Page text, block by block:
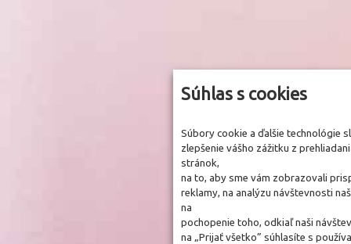
Súhlas s cookies
Súbory cookie a ďalšie technológie
zlepšenie vášho zážitku z
stránok,
na to, aby sme vám zobrazovali
reklamy, na analýzu návštevnosti
na
pochopenie toho, odkiaľ naši
na „Prijať všetko” súhlasíte s